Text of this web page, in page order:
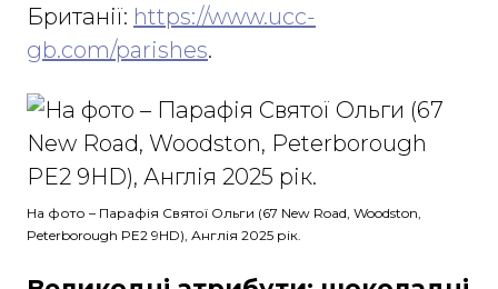
Британії: https://www.ucc-
gb.com/parishes.
На фото – Парафія Святої Ольги (67 New Road, Woodston,
Peterborough PE2 9HD​), Англія 2025 рік.